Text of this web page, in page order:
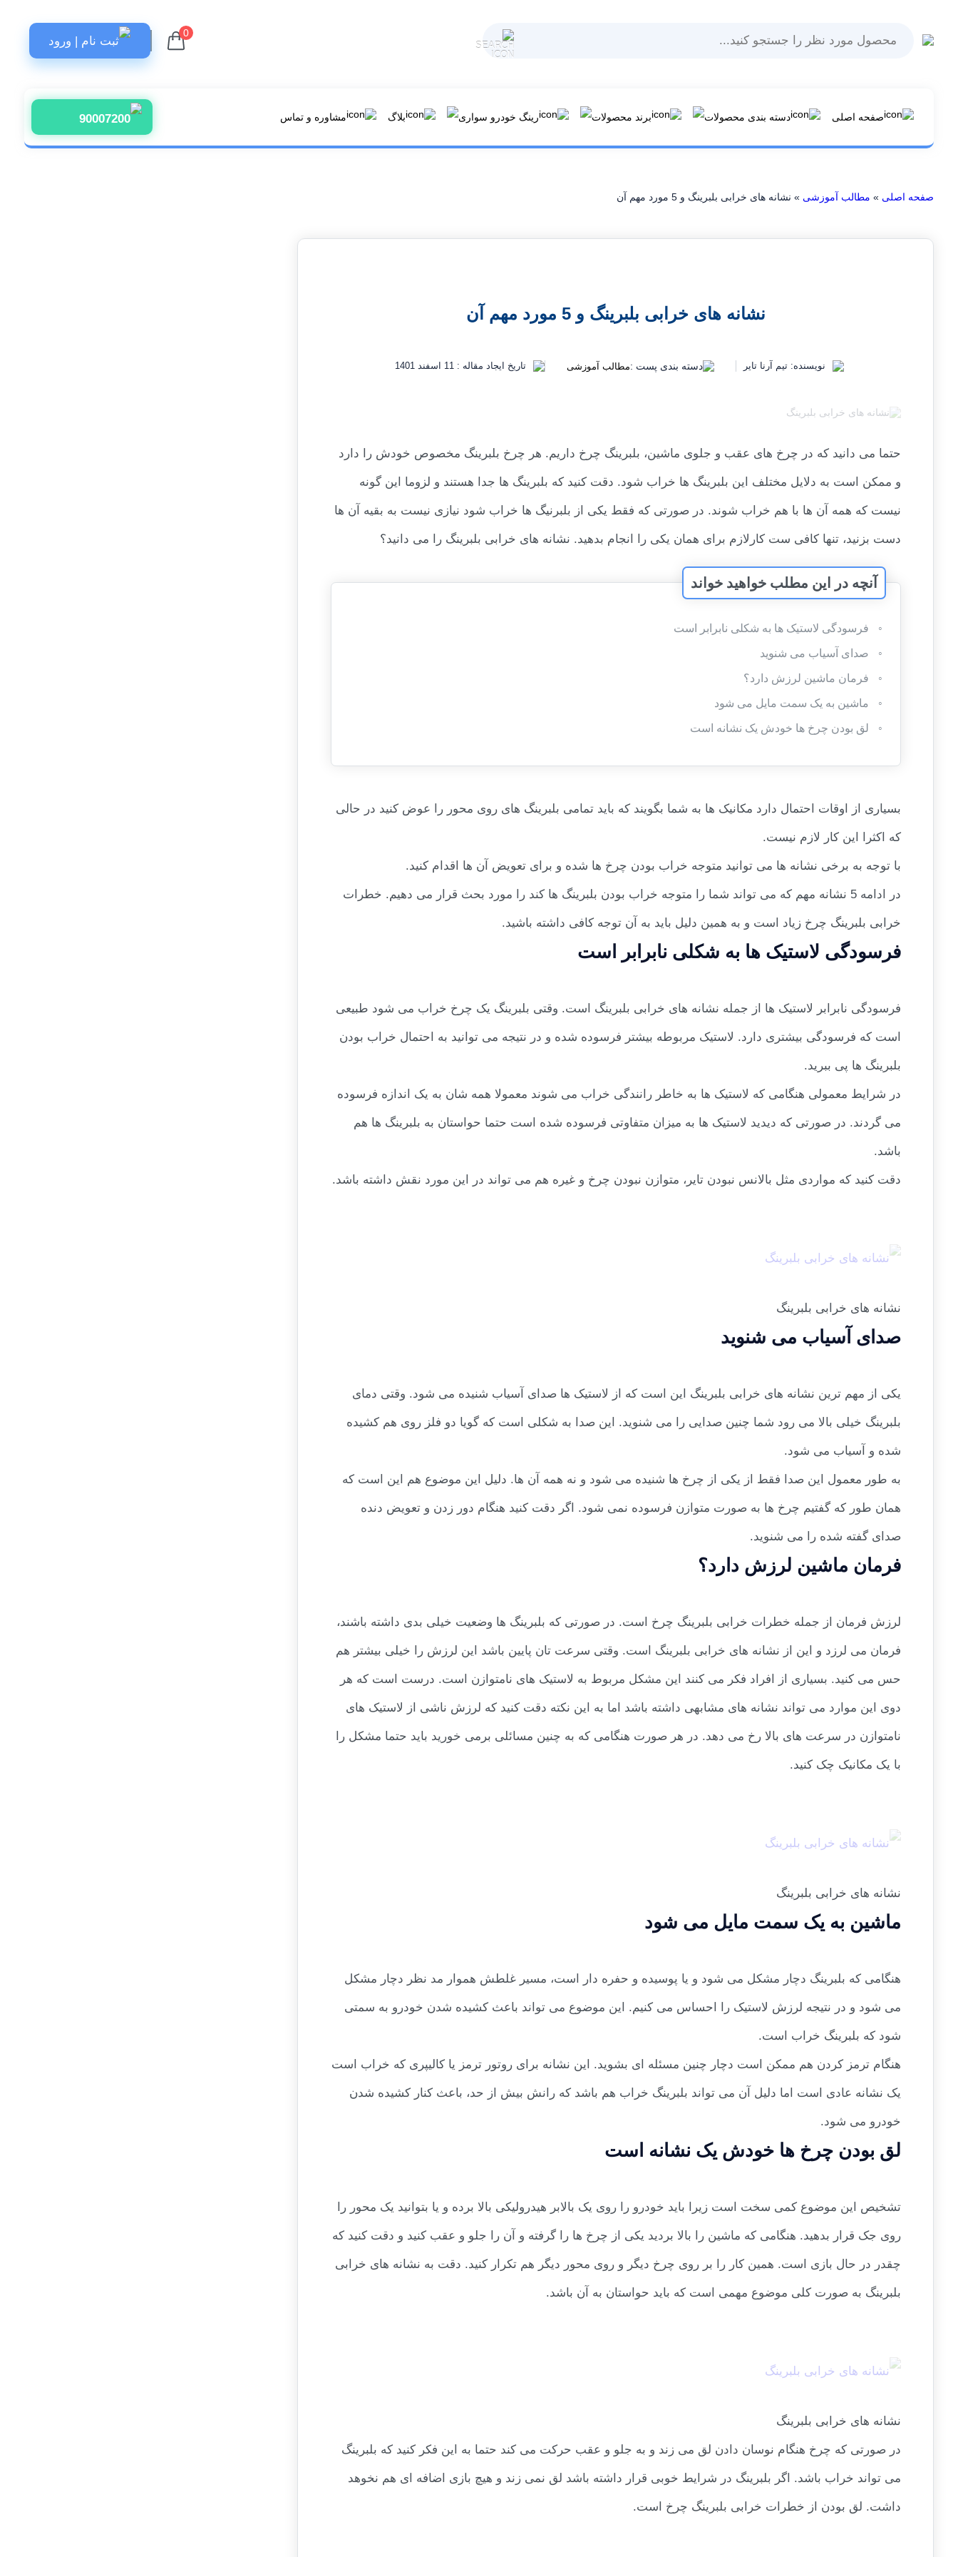
0
ثبت نام | ورود
صفحه اصلی دسته بندی محصولات برند محصولات رینگ خودرو سواری بلاگ مشاوره و تماس 90007200
صفحه اصلی » مطالب آموزشی » نشانه های خرابی بلبرینگ و 5 مورد مهم آن
نشانه های خرابی بلبرینگ و 5 مورد مهم آن
نویسنده: تیم آرنا تایر دسته بندی پست :مطالب آموزشی تاریخ ایجاد مقاله : 11 اسفند 1401
حتما می دانید که در چرخ های عقب و جلوی ماشین، بلبرینگ چرخ داریم. هر چرخ بلبرینگ مخصوص خودش را دارد
و ممکن است به دلایل مختلف این بلبرینگ ها خراب شود. دقت کنید که بلبرینگ ها جدا هستند و لزوما این گونه
نیست که همه آن ها با هم خراب شوند. در صورتی که فقط یکی از بلبرنیگ ها خراب شود نیازی نیست به بقیه آن ها
دست بزنید، تنها کافی ست کارلازم برای همان یکی را انجام بدهید. نشانه های خرابی بلبرینگ را می دانید؟
آنچه در این مطلب خواهید خواند
فرسودگی لاستیک ها به شکلی نابرابر است
صدای آسیاب می شنوید
فرمان ماشین لرزش دارد؟
ماشین به یک سمت مایل می شود
لق بودن چرخ ها خودش یک نشانه است
بسیاری از اوقات احتمال دارد مکانیک ها به شما بگویند که باید تمامی بلبرینگ های روی محور را عوض کنید در حالی
که اکثرا این کار لازم نیست.
با توجه به برخی نشانه ها می توانید متوجه خراب بودن چرخ ها شده و برای تعویض آن ها اقدام کنید.
در ادامه 5 نشانه مهم که می تواند شما را متوجه خراب بودن بلبرینگ ها کند را مورد بحث قرار می دهیم. خطرات
خرابی بلبرینگ چرخ زیاد است و به همین دلیل باید به آن توجه کافی داشته باشید.
فرسودگی لاستیک ها به شکلی نابرابر است
فرسودگی نابرابر لاستیک ها از جمله نشانه های خرابی بلبرینگ است. وقتی بلبرینگ یک چرخ خراب می شود طبیعی
است که فرسودگی بیشتری دارد. لاستیک مربوطه بیشتر فرسوده شده و در نتیجه می توانید به احتمال خراب بودن
بلبرینگ ها پی ببرید.
در شرایط معمولی هنگامی که لاستیک ها به خاطر رانندگی خراب می شوند معمولا همه شان به یک اندازه فرسوده
می گردند. در صورتی که دیدید لاستیک ها به میزان متفاوتی فرسوده شده است حتما حواستان به بلبرینگ ها هم
باشد.
دقت کنید که مواردی مثل بالانس نبودن تایر، متوازن نبودن چرخ و غیره هم می تواند در این مورد نقش داشته باشد.
نشانه های خرابی بلبرینگ
صدای آسیاب می شنوید
یکی از مهم ترین نشانه های خرابی بلبرینگ این است که از لاستیک ها صدای آسیاب شنیده می شود. وقتی دمای
بلبرینگ خیلی بالا می رود شما چنین صدایی را می شنوید. این صدا به شکلی است که گویا دو فلز روی هم کشیده
شده و آسیاب می شود.
به طور معمول این صدا فقط از یکی از چرخ ها شنیده می شود و نه همه آن ها. دلیل این موضوع هم این است که
همان طور که گفتیم چرخ ها به صورت متوازن فرسوده نمی شود. اگر دقت کنید هنگام دور زدن و تعویض دنده
صدای گفته شده را می شنوید.
فرمان ماشین لرزش دارد؟
لرزش فرمان از جمله خطرات خرابی بلبرینگ چرخ است. در صورتی که بلبرینگ ها وضعیت خیلی بدی داشته باشند،
فرمان می لرزد و این از نشانه های خرابی بلبرینگ است. وقتی سرعت تان پایین باشد این لرزش را خیلی بیشتر هم
حس می کنید. بسیاری از افراد فکر می کنند این مشکل مربوط به لاستیک های نامتوازن است. درست است که هر
دوی این موارد می تواند نشانه های مشابهی داشته باشد اما به این نکته دقت کنید که لرزش ناشی از لاستیک های
نامتوازن در سرعت های بالا رخ می دهد. در هر صورت هنگامی که به چنین مسائلی برمی خورید باید حتما مشکل را
با یک مکانیک چک کنید.
نشانه های خرابی بلبرینگ
ماشین به یک سمت مایل می شود
هنگامی که بلبرینگ دچار مشکل می شود و یا پوسیده و حفره دار است، مسیر غلطش هموار مد نظر دچار مشکل
می شود و در نتیجه لرزش لاستیک را احساس می کنیم. این موضوع می تواند باعث کشیده شدن خودرو به سمتی
شود که بلبرینگ خراب است.
هنگام ترمز کردن هم ممکن است دچار چنین مسئله ای بشوید. این نشانه برای روتور ترمز یا کالیپری که خراب است
یک نشانه عادی است اما دلیل آن می تواند بلبرینگ خراب هم باشد که رانش بیش از حد، باعث کنار کشیده شدن
خودرو می شود.
لق بودن چرخ ها خودش یک نشانه است
تشخیص این موضوع کمی سخت است زیرا باید خودرو را روی یک بالابر هیدرولیکی بالا برده و یا بتوانید یک محور را
روی جک قرار بدهید. هنگامی که ماشین را بالا بردید یکی از چرخ ها را گرفته و آن را جلو و عقب کنید و دقت کنید که
چقدر در حال بازی است. همین کار را بر روی چرخ دیگر و روی محور دیگر هم تکرار کنید. دقت به نشانه های خرابی
بلبرینگ به صورت کلی موضوع مهمی است که باید حواستان به آن باشد.
نشانه های خرابی بلبرینگ
در صورتی که چرخ هنگام نوسان دادن لق می زند و به جلو و عقب حرکت می کند حتما به این فکر کنید که بلبرینگ
می تواند خراب باشد. اگر بلبرینگ در شرایط خوبی قرار داشته باشد لق نمی زند و هیچ بازی اضافه ای هم نخوهد
داشت. لق بودن از خطرات خرابی بلبرینگ چرخ است.